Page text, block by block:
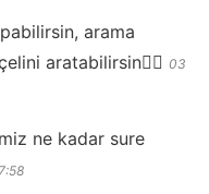
arama
aratabilirsin👍🏻 03
ne kadar sure